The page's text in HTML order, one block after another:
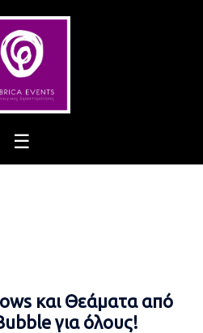
και Θεάματα από
για όλους!